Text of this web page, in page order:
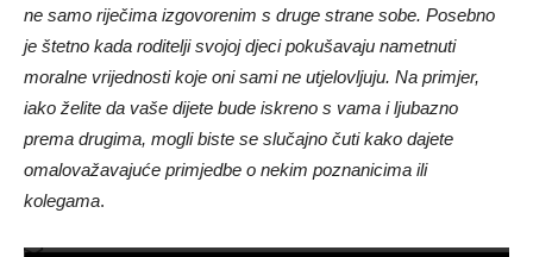
ne samo riječima izgovorenim s druge strane sobe. Posebno
je štetno kada roditelji svojoj djeci pokušavaju nametnuti
moralne vrijednosti koje oni sami ne utjelovljuju. Na primjer,
iako želite da vaše dijete bude iskreno s vama i ljubazno
prema drugima, mogli biste se slučajno čuti kako dajete
omalovažavajuće primjedbe o nekim poznanicima ili
kolegama.